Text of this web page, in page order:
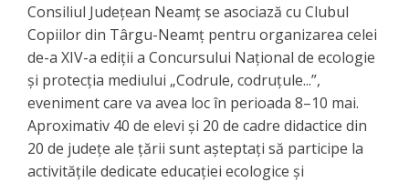
Consiliul Județean Neamț se asociază cu Clubul
Copiilor din Târgu-Neamț pentru organizarea celei
de-a XIV-a ediții a Concursului Național de ecologie
și protecția mediului „Codrule, codruțule...”,
eveniment care va avea loc în perioada 8–10 mai.
Aproximativ 40 de elevi și 20 de cadre didactice din
20 de județe ale țării sunt așteptați să participe la
activitățile dedicate educației ecologice și